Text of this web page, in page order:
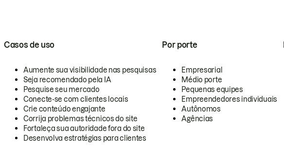
Casos de uso
Aumente sua visibilidade nas pesquisas
Seja recomendado pela IA
Pesquise seu mercado
Conecte-se com clientes locais
Crie conteúdo engajante
Corrija problemas técnicos do site
Fortaleça sua autoridade fora do site
Desenvolva estratégias para clientes
Por porte
Empresarial
Médio porte
Pequenas equipes
Empreendedores individuais
Autônomos
Agências